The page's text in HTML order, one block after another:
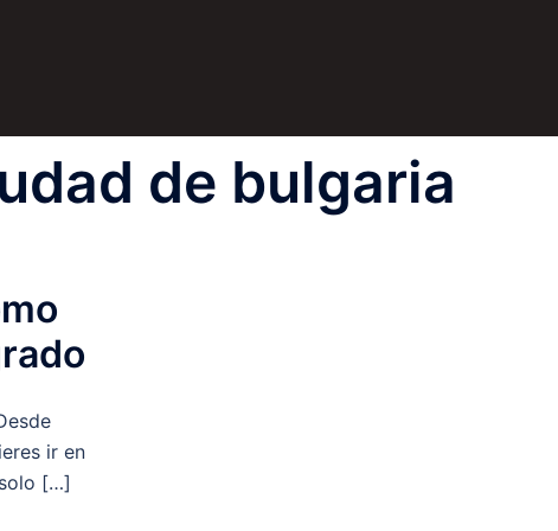
de bulgaria
ir en
[…]